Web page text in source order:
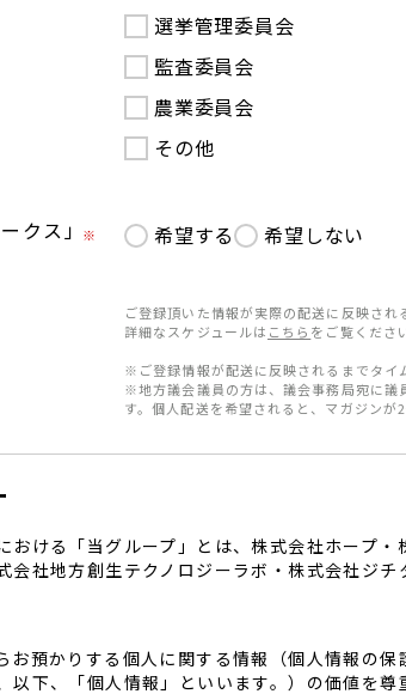
選挙管理委員会
監査委員会
農業委員会
その他
クス」※ 希望する 希望しない
ご登録頂いた情報が実際の配送に反映され
詳細なスケジュールは こちら をご覧くださ
※ご登録情報が配送に反映されるまでタイ
※地方議会議員の方は、議会事務局宛に議
す。個人配送を希望されると、マガジンが
ける「当グループ」とは、株式会社ホープ
会社地方創生テクノロジーラボ・株式会社ジチ
お預かりする個人に関する情報（個人情報の
以下、「個人情報」といいます。）の価値を